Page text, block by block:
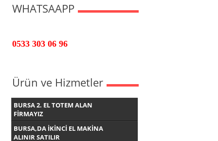
WHATSAAPP
0533 303 06 96
Ürün ve Hizmetler
BURSA 2. EL TOTEM ALAN
FİRMAYIZ
BURSA,DA İKİNCİ EL MAKİNA
ALINIR SATILIR